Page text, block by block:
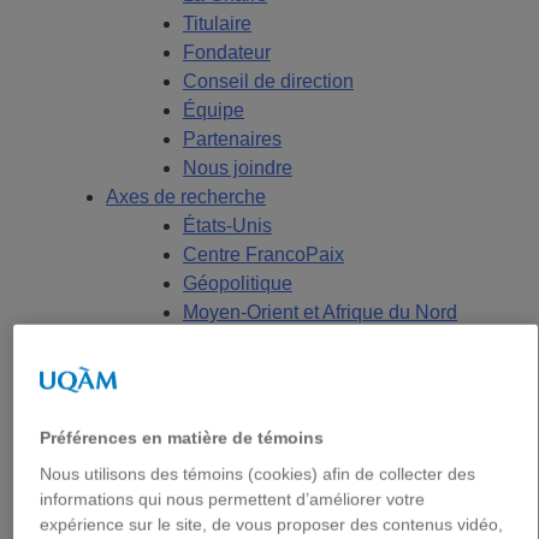
Titulaire
Fondateur
Conseil de direction
Équipe
Partenaires
Nous joindre
Axes de recherche
États-Unis
Centre FrancoPaix
Géopolitique
Moyen-Orient et Afrique du Nord
Chercheur-e-s
États-Unis
Centre FrancoPaix
Préférences en matière de témoins
Nous utilisons des témoins (cookies) afin de collecter des
informations qui nous permettent d’améliorer votre
expérience sur le site, de vous proposer des contenus vidéo,